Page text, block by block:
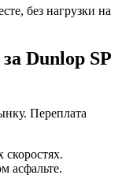
без нагрузки на
Dunlop SP
Переплата
скоростях.
асфальте.